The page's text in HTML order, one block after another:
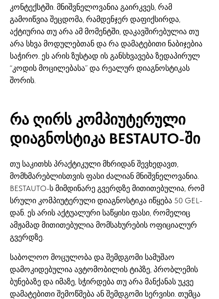
კონტექსტში. მნიშვნელოვანია გაირკვეს, რამ
გამოიწვია შეცდომა, რამდენჯერ დაფიქსირდა,
აქტიურია თუ არა ამ მომენტში, დაკავშირებულია თუ
არა სხვა მოდულებთან და რა დამატებითი ნაბიჯებია
საჭირო. ეს არის ზუსტად ის განსხვავება ზედაპირულ
“კოდის მოცილებასა” და რეალურ დიაგნოსტიკას
შორის.
რა ღირს კომპიუტერული
დიაგნოსტიკა BESTAUTO-ში
თუ საკითხს პრაქტიკული მხრიდან შევხედავთ,
მომხმარებლისთვის ფასი ძალიან მნიშვნელოვანია.
BESTAUTO-ს მიმდინარე გვერდზე მითითებულია, რომ
სრული კომპიუტერული დიაგნოსტიკა იწყება 50 GEL-
დან. ეს არის აქტუალური საწყისი ფასი, რომელიც
ამჟამად მითითებულია მომსახურების ოფიციალურ
გვერდზე.
საბოლოო მოცულობა და შემდგომი სამუშაო
დამოკიდებულია ავტომობილის ტიპზე, პრობლემის
ბუნებაზე და იმაზე, სჭირდება თუ არა მანქანას უკვე
დამატებითი შემოწმება ან შემდგომი სერვისი. თუმცა